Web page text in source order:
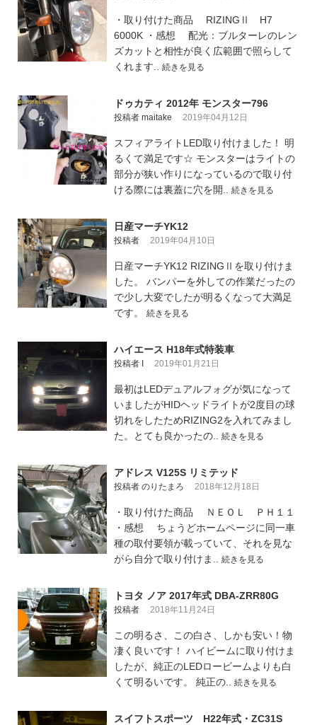
・取り付けた商品 RIZINGⅡ H7
6000K ・感想 配光：ブルターレのレン
ズカットと相性が良く広範囲で照らして
くれます.. 続きを見る
ドゥカティ 2012年 モンスター796
投稿者 maitake 2019年04月12日
スフィアライトLED取り付けました！ 明
るくて満足です☆ モンスターはライトの
部分が狭い作りになっているので取り付
ける際には裏蓋に穴を開.. 続きを見る
日産マーチYK12
投稿者 2019年04月10日
日産マーチYK12 RIZINGⅡを取り付けま
した。 バンパーを外しての作業だったの
で少し大変でしたが明るくなって大満足
です。 続きを見る
ハイエース H18年式特装車
投稿者 I 2019年01月21日
最初はLEDデュアルフォグが気になって
いましたがHIDヘッドライトが2度目の球
切れをしたためRIZING2を入れてみまし
た。とても良かったの.. 続きを見る
アドレス V125S リミテッド
投稿者 のりたまろ 2018年12月18日
・取り付けた商品 ＮＥＯＬ ＰＨ１１
・感想 ちょうどホームページに同一車
種の取付要領が載っていて、それを見な
がら自分で取り付けま.. 続きを見る
トヨタ ノア 2017年式 DBA-ZRR80G
投稿者 2018年11月24日
この明るさ、この白さ、しかも安い！物
凄く良いです！ ハイビームに取り付けま
したが、純正のLEDロービームよりも白
くて明るいです。 純正の.. 続きを見る
スイフトスポーツ H22年式・ZC31S